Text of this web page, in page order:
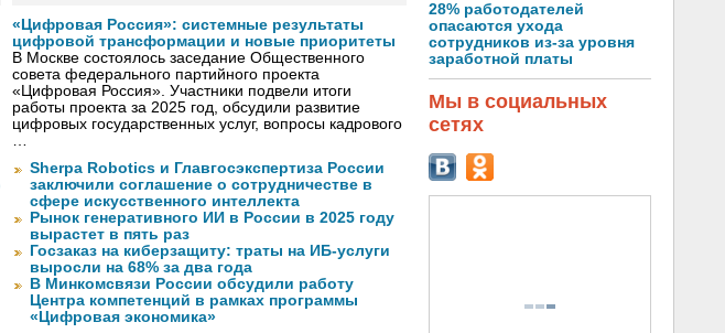
«Цифровая Россия»: системные результаты
цифровой трансформации и новые приоритеты
В Москве состоялось заседание Общественного
совета федерального партийного проекта
«Цифровая Россия». Участники подвели итоги
работы проекта за 2025 год, обсудили развитие
цифровых государственных услуг, вопросы кадрового
…
Sherpa Robotics и Главгосэкспертиза России
заключили соглашение о сотрудничестве в
сфере искусственного интеллекта
Рынок генеративного ИИ в России в 2025 году
вырастет в пять раз
Госзаказ на киберзащиту: траты на ИБ-услуги
выросли на 68% за два года
В Минкомсвязи России обсудили работу
Центра компетенций в рамках программы
«Цифровая экономика»
28% работодателей
опасаются ухода
сотрудников из-за уровня
заработной платы
Мы в социальных
сетях